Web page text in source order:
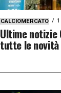
CALCIOMERCATO 1
Ultime notizie
tutte le